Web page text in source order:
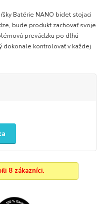
Batérie NANO bidet stojaci
bude produkt zachovať svoje
prevádzku po dlhú
dokonale kontrolovať v každej
8 zákazníci.